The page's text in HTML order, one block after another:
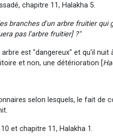
chapitre 11, Halakha 5.
branches d'un arbre fruitier qui
pas l'arbre fruitier] ?"
est "dangereux" et qu'il nuit
et non, une détérioration [
selon lesquels, le fait de
et chapitre 11, Halakha 1.